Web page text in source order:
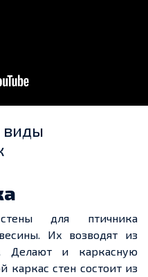
виды
для птичника
Их возводят из
Делают и каркасную
каркас стен состоит из